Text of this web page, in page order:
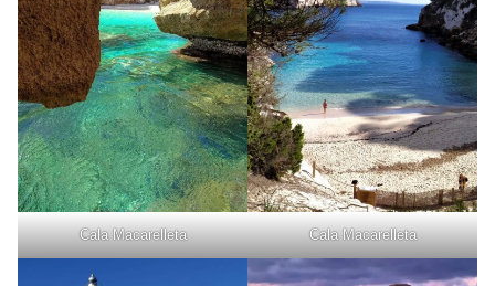
Cala Macarelleta Cala Macarelleta